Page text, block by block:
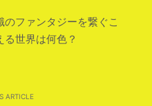
ファンタジーを繋ぐこ
世界は何色？
ARTICLE